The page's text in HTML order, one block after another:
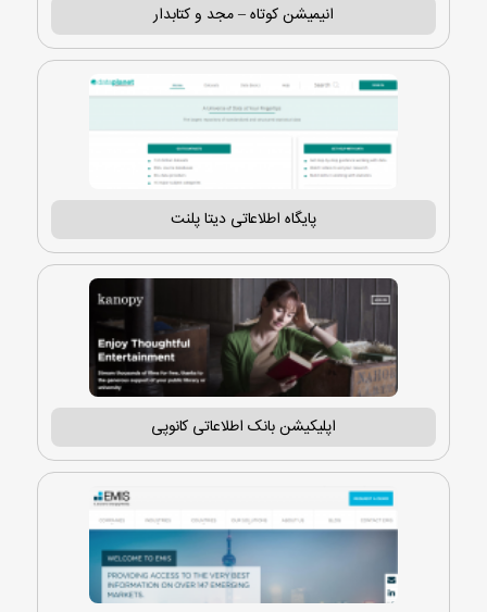
انیمیشن کوتاه – مجد و کتابدار
پایگاه اطلاعاتی دیتا پلنت
اپلیکیشن بانک اطلاعاتی کانوپی